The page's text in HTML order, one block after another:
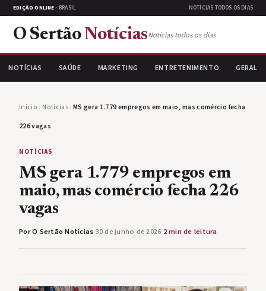
EDIÇÃO ONLINE · BRASIL NOTÍCIAS TODOS OS DIAS
O Sertão NotíciasNotícias todos os dias
NOTÍCIAS SAÚDE MARKETING ENTRETENIMENTO GERAL
Início › Notícias›MS gera 1.779 empregos em maio, mas comércio fecha
226 vagas
NOTÍCIAS
MS gera 1.779 empregos em
maio, mas comércio fecha 226
vagas
Por O Sertão Notícias·30 de junho de 2026·2 min de leitura